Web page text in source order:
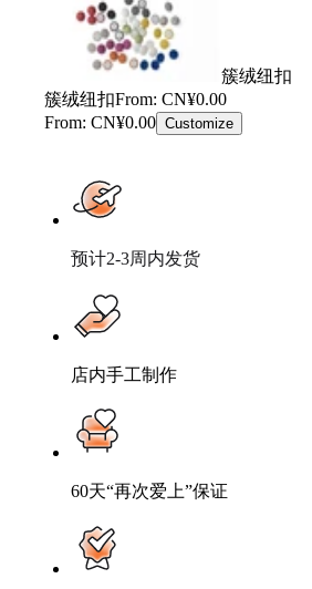
簇绒纽扣
簇绒纽扣From: CN¥0.00
From: CN¥0.00 Customize
预计2-3周内发货
店内手工制作
60天“再次爱上”保证